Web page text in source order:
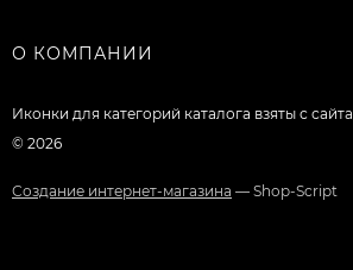
О КОМПАНИИ
Иконки для категорий каталога взяты с сайта
© 2026
Создание интернет-магазина — Shop-Script